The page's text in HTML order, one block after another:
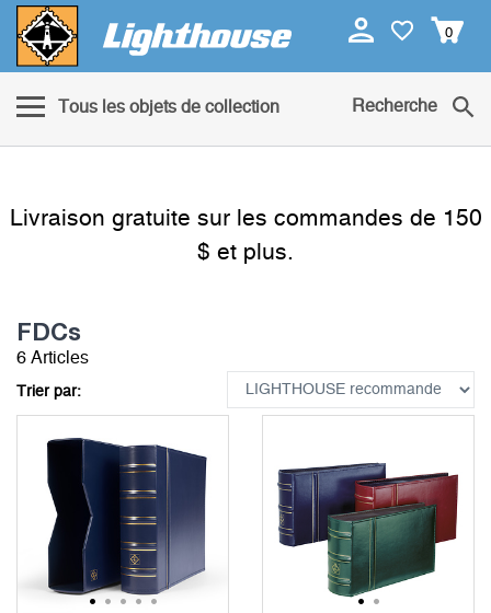
0
Tous les objets de collection Recherche
Livraison gratuite sur les commandes de 150
$ et plus.
FDCs
6 Articles
Trier par:
12345 12